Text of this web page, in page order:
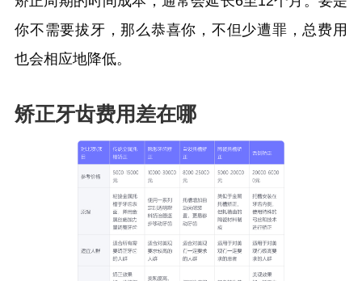
你不需要拔牙，那么恭喜你，不但少遭罪，总费用
也会相应地降低。
矫正牙齿费用差在哪